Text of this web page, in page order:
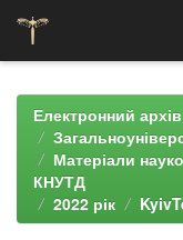
navigationЕлектронний
Матеріали
КНУТД
2022 рік